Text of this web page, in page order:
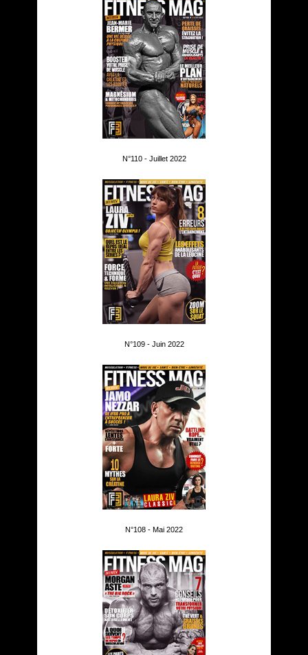
N°110 - Juillet 2022
N°109 - Juin 2022
N°108 - Mai 2022